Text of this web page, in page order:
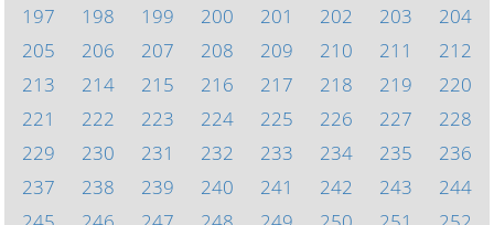
197
198 199 200 201 202 203
204
205
206 207 208 209 210 211
212
213
214 215 216 217 218 219
220
221
222 223 224 225 226 227
228
229
230 231 232 233 234 235
236
237
238 239 240 241 242 243
244